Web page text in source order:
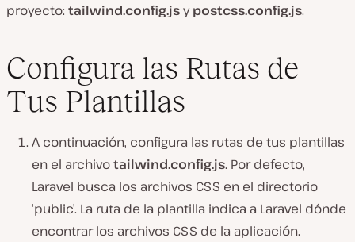
proyecto: tailwind.config.jsypostcss.config.js.
Configura las Rutas de
Tus Plantillas
A continuación, configura las rutas de tus plantillas
en el archivotailwind.config.js. Por defecto,
Laravel busca los archivos CSS en el directorio
‘public’. La ruta de la plantilla indica a Laravel dónde
encontrar los archivos CSS de la aplicación.